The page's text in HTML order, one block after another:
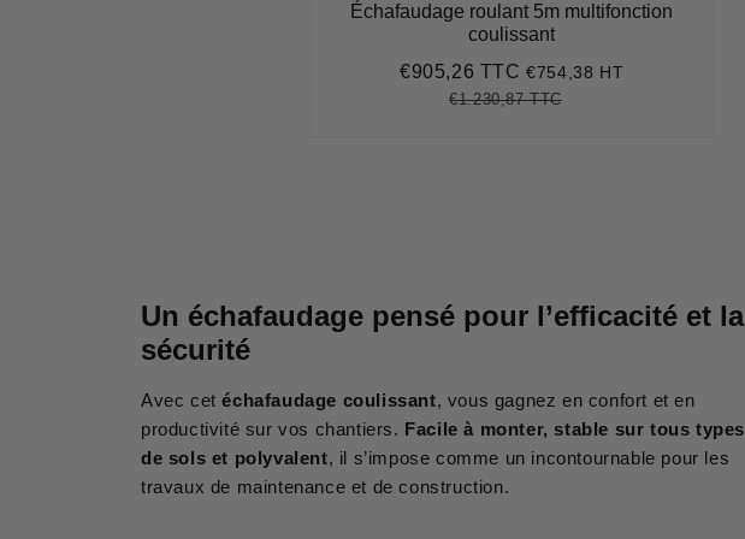
Échafaudage roulant 5m multifonction
coulissant
Prix
€905,26 TTC€905,26
€754,38 HT
Prix
€1.230,87 TTC
Un échafaudage pensé pour l’efficacité et la
sécurité
Avec cetéchafaudage coulissant, vous gagnez en confort et en
productivité sur vos chantiers. Facile à monter, stable sur tous types
de sols et polyvalent, il s’impose comme un incontournable pour les
travaux de maintenance et de construction.